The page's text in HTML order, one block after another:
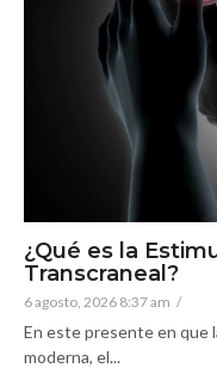
¿Qué es la
Transcraneal?
6 agosto, 2026 8:37 am /
En este presente en que
moderna, el...